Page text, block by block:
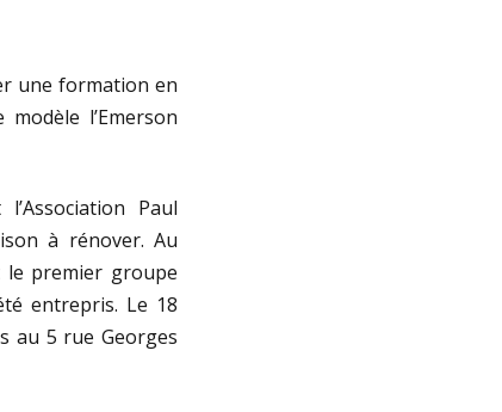
une formation en
l’Emerson
Paul
à rénover. Au
le premier groupe
entrepris. Le 18
au 5 rue Georges